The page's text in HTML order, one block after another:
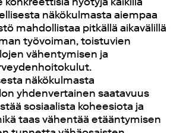
näkökulmasta aiempaa
mahdollistaa pitkällä aikavälillä
työvoiman, toistuvien
vähentymisen ja
näkökulmasta
yhdenvertainen saatavuus
sosiaalista koheesiota ja
taas vähentää etääntymisen